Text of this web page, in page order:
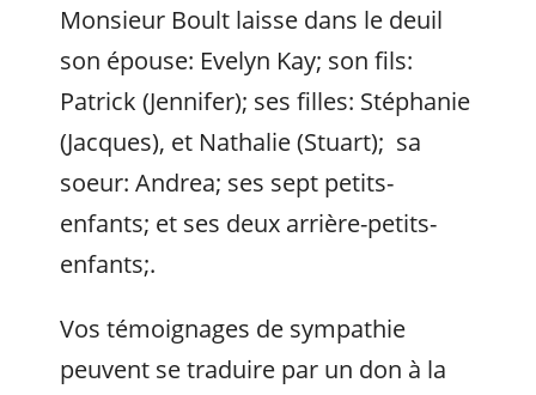
Monsieur Boult laisse dans le deuil
son épouse: Evelyn Kay; son fils:
Patrick (Jennifer); ses filles: Stéphanie
(Jacques), et Nathalie (Stuart); sa
soeur: Andrea; ses sept petits-
enfants; et ses deux arrière-petits-
enfants;.
Vos témoignages de sympathie
peuvent se traduire par un don à la